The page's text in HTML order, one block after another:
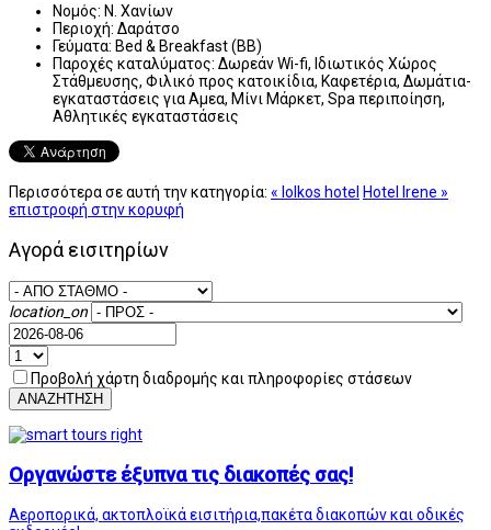
Νομός: Ν. Χανίων
Περιοχή: Δαράτσο
Γεύματα: Bed & Breakfast (BB)
Παροχές καταλύματος: Δωρεάν Wi-fi, Ιδιωτικός Χώρος
Στάθμευσης, Φιλικό προς κατοικίδια, Καφετέρια, Δωμάτια-
εγκαταστάσεις για Αμεα, Μίνι Μάρκετ, Spa περιποίηση,
Αθλητικές εγκαταστάσεις
Περισσότερα σε αυτή την κατηγορία: « Iolkos hotel Hotel Irene »
επιστροφή στην κορυφή
Αγορά εισιτηρίων
location_on
Προβολή χάρτη διαδρομής και πληροφορίες στάσεων
ΑΝΑΖΗΤΗΣΗ
Οργανώστε έξυπνα τις διακοπές σας!
Αεροπορικά, ακτοπλοϊκά εισιτήρια,πακέτα διακοπών και οδικές